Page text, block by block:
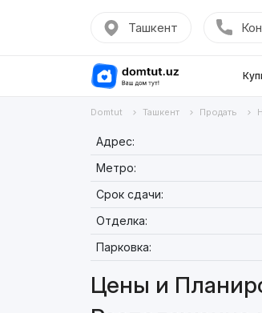
Ташкент
Domtut Ташкент Продать
Адрес:
Метро:
Срок сдачи:
Отделка:
Парковка:
Цены и